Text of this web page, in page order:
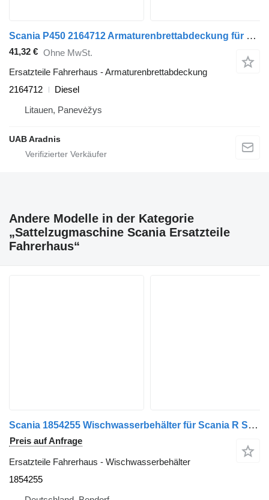
Scania P450 2164712 Armaturenbrettabdeckung für Scania L,P,G,R,S series Sattelzugmaschine
41,32 € Ohne MwSt.
Ersatzteile Fahrerhaus - Armaturenbrettabdeckung
2164712
Diesel
Litauen, Panevėžys
UAB Aradnis
Andere Modelle in der Kategorie
„Sattelzugmaschine Scania Ersatzteile
Fahrerhaus“
Scania 1854255 Wischwasserbehälter für Scania R Serie Sattelzugmaschine
Preis auf Anfrage
Ersatzteile Fahrerhaus - Wischwasserbehälter
1854255